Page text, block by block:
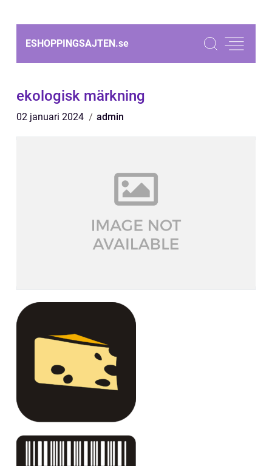
ESHOPPINGSAJTEN.se
ekologisk märkning
02 januari 2024 admin